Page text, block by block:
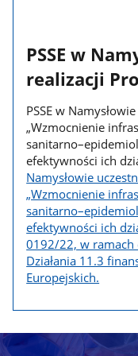
PSSE w
realizacji
PSSE w
„Wzmocnienie
efektywności ich
Namysłowie
„Wzmocnienie
efektywności ich
0192/22, w ramach
Działania 11.3
Europejskich.